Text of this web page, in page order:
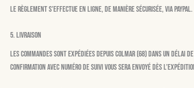
Le règlement s’effectue en ligne, de manière sécurisée, via
5. Livraison
Les commandes sont expédiées depuis Colmar (68) dans un délai de
confirmation avec numéro de suivi vous sera envoyé dès